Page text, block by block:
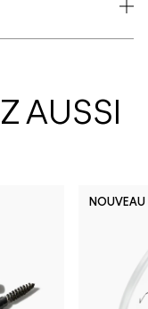
AUSSI
NOUVEAU